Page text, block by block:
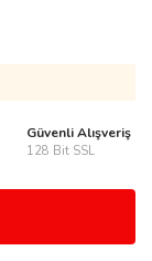
Güvenli Alışveriş
128 Bit SSL